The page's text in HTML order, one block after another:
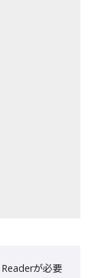
が必要